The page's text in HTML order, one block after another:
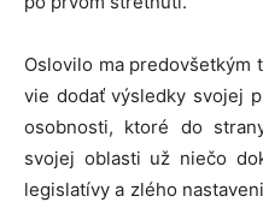
Oslovilo ma predovšetkým
vie dodať výsledky svojej
osobnosti, ktoré do
svojej oblasti už niečo
legislatívy a zlého